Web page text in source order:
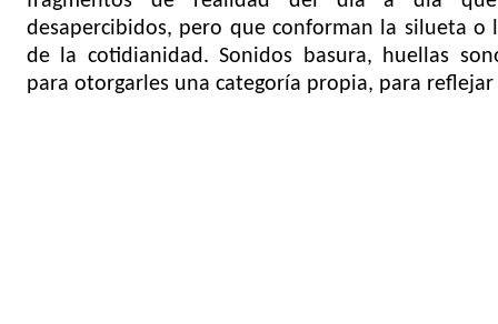
desapercibidos, pero que conforman la silueta o
de la cotidianidad. Sonidos basura, huellas
para otorgarles una categoría propia, para